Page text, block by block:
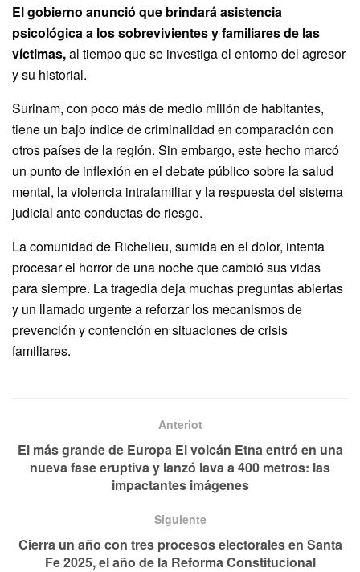
El gobierno anunció que brindará asistencia
psicológica a los sobrevivientes y familiares de las
víctimas,al tiempo que se investiga el entorno del agresor
y su historial.
Surinam, con poco más de medio millón de habitantes,
tiene un bajo índice de criminalidad en comparación con
otros países de la región. Sin embargo, este hecho marcó
un punto de inflexión en el debate público sobre la salud
mental, la violencia intrafamiliar y la respuesta del sistema
judicial ante conductas de riesgo.
La comunidad de Richelieu, sumida en el dolor, intenta
procesar el horror de una noche que cambió sus vidas
para siempre. La tragedia deja muchas preguntas abiertas
y un llamado urgente a reforzar los mecanismos de
prevención y contención en situaciones de crisis
familiares.
Anteriot
El más grande de Europa El volcán Etna entró en una
nueva fase eruptiva y lanzó lava a 400 metros: las
impactantes imágenes
Siguiente
Cierra un año con tres procesos electorales en Santa
Fe 2025, el año de la Reforma Constitucional